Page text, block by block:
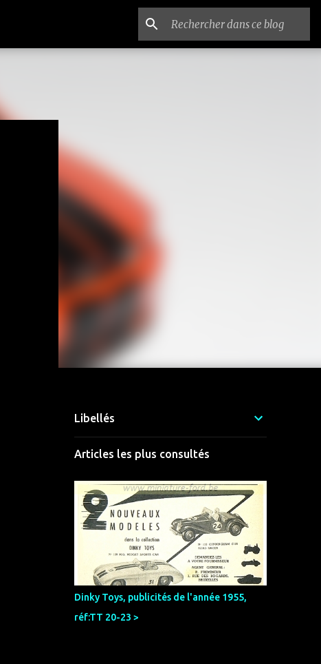
Libellés
Articles les plus consultés
Dinky Toys, publicités de l'année 1955,
réf:TT 20-23 >